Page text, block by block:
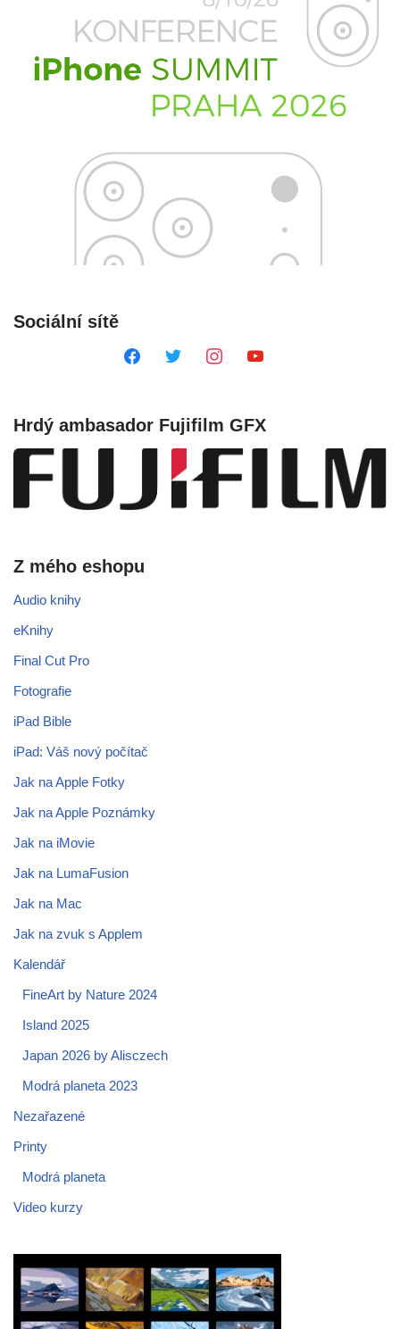
Sociální sítě
Hrdý ambasador Fujifilm GFX
Z mého eshopu
Audio knihy
eKnihy
Final Cut Pro
Fotografie
iPad Bible
iPad: Váš nový počítač
Jak na Apple Fotky
Jak na Apple Poznámky
Jak na iMovie
Jak na LumaFusion
Jak na Mac
Jak na zvuk s Applem
Kalendář
FineArt by Nature 2024
Island 2025
Japan 2026 by Alisczech
Modrá planeta 2023
Nezařazené
Printy
Modrá planeta
Video kurzy